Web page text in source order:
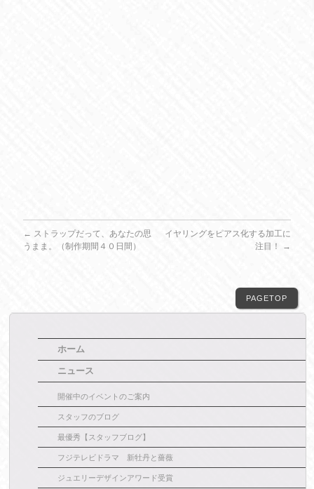
← ストラップだって、あなたの思
うまま。（制作期間４０日間）
イヤリングをピアス化する加工に
注目！
→
PAGETOP
ホーム
ニュース
開催中のイベントのご案内
スタッフのブログ
最優秀【スタッフブログ】
フジテレビドラマ 新牡丹と薔薇
ジュエリーデザインアワード受賞